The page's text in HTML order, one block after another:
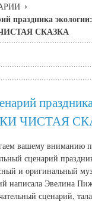
праздника экологии:
СКАЗКА
ЧИСТАЯ
вашему вниманию
сценарий
и оригинальный
написала Эвелина
сценарий,